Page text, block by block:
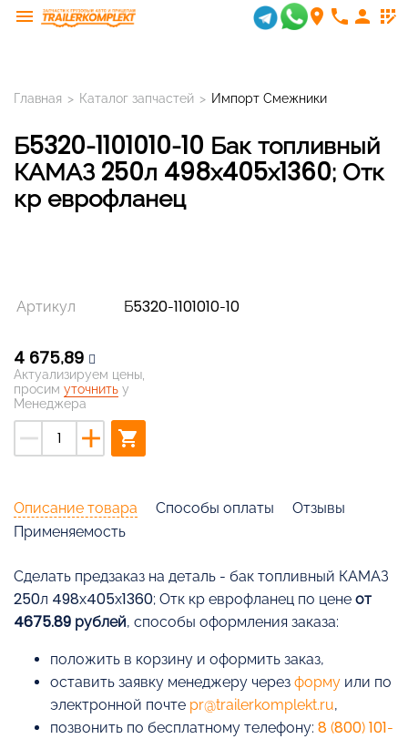
menu room phone person app_registration
Главная > Каталог запчастей > Импорт Смежники
Б5320-1101010-10 Бак топливный
КАМАЗ 250л 498х405х1360; Отк
кр еврофланец
Артикул Б5320-1101010-10
4 675,89
Актуализируем цены,
просим уточнить у
Менеджера
remove add shopping_cart
Описание товара Способы оплаты
Отзывы
Применяемость
Cделать предзаказ на деталь - бак топливный КАМАЗ
250л 498х405х1360; Отк кр еврофланец по цене от
4675.89 рублей, способы оформления заказа:
положить в корзину и оформить заказ,
оставить заявку менеджеру через форму или по
электронной почте pr@trailerkomplekt.ru,
позвонить по бесплатному телефону: 8 (800) 101-